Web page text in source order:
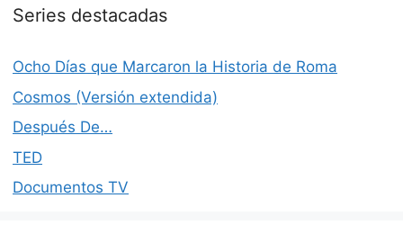
Series destacadas
Ocho Días que Marcaron la Historia de Roma
Cosmos (Versión extendida)
Después De…
TED
Documentos TV